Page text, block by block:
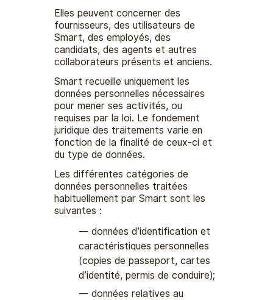
Elles peuvent concerner des
fournisseurs, des utilisateurs de
Smart, des employés, des
candidats, des agents et autres
collaborateurs présents et anciens.
Smart recueille uniquement les
données personnelles nécessaires
pour mener ses activités, ou
requises par la loi. Le fondement
juridique des traitements varie en
fonction de la finalité de ceux-ci et
du type de données.
Les différentes catégories de
données personnelles traitées
habituellement par Smart sont les
suivantes :
données d’identification et
caractéristiques personnelles
(copies de passeport, cartes
d’identité, permis de conduire);
données relatives au